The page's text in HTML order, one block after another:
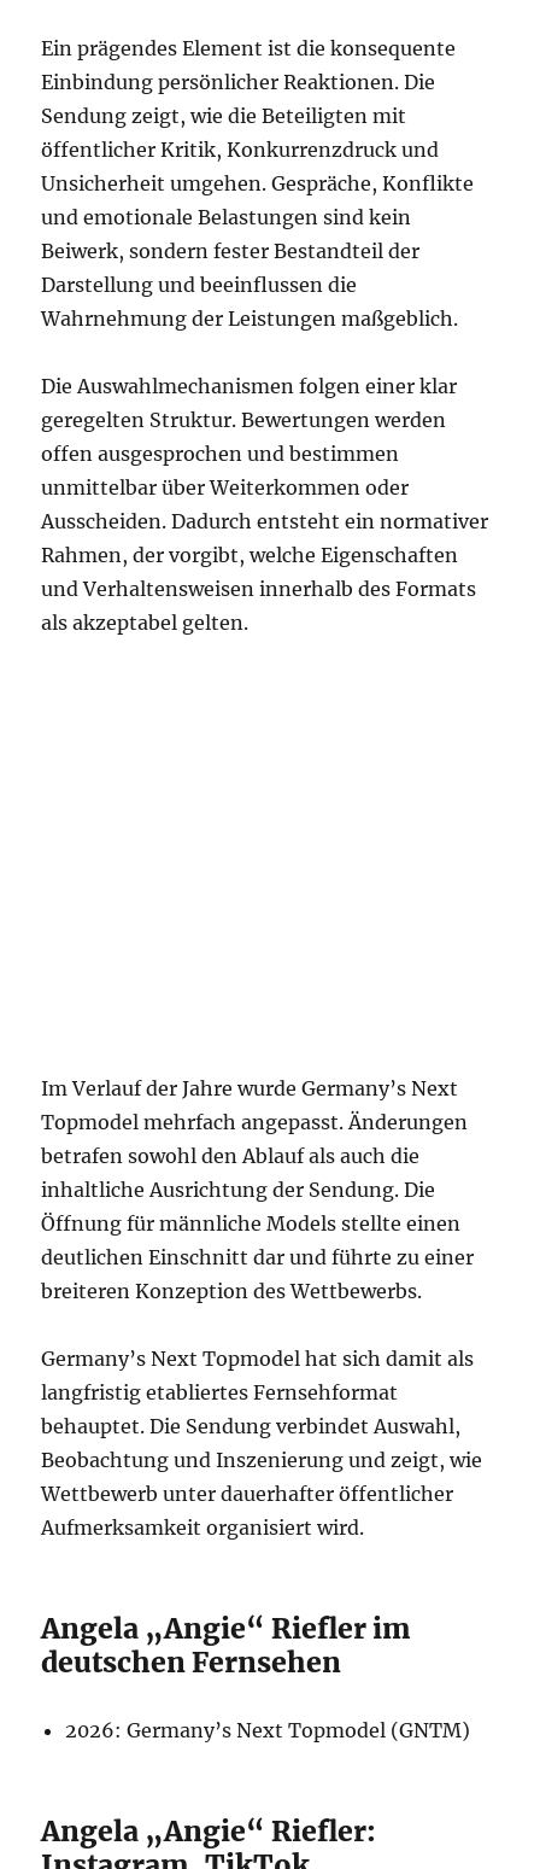
Ein prägendes Element ist die konsequente
Einbindung persönlicher Reaktionen. Die
Sendung zeigt, wie die Beteiligten mit
öffentlicher Kritik, Konkurrenzdruck und
Unsicherheit umgehen. Gespräche, Konflikte
und emotionale Belastungen sind kein
Beiwerk, sondern fester Bestandteil der
Darstellung und beeinflussen die
Wahrnehmung der Leistungen maßgeblich.
Die Auswahlmechanismen folgen einer klar
geregelten Struktur. Bewertungen werden
offen ausgesprochen und bestimmen
unmittelbar über Weiterkommen oder
Ausscheiden. Dadurch entsteht ein normativer
Rahmen, der vorgibt, welche Eigenschaften
und Verhaltensweisen innerhalb des Formats
als akzeptabel gelten.
Im Verlauf der Jahre wurde Germany’s Next
Topmodel mehrfach angepasst. Änderungen
betrafen sowohl den Ablauf als auch die
inhaltliche Ausrichtung der Sendung. Die
Öffnung für männliche Models stellte einen
deutlichen Einschnitt dar und führte zu einer
breiteren Konzeption des Wettbewerbs.
Germany’s Next Topmodel hat sich damit als
langfristig etabliertes Fernsehformat
behauptet. Die Sendung verbindet Auswahl,
Beobachtung und Inszenierung und zeigt, wie
Wettbewerb unter dauerhafter öffentlicher
Aufmerksamkeit organisiert wird.
Angela „Angie“ Riefler im
deutschen Fernsehen
2026: Germany’s Next Topmodel (GNTM)
Angela „Angie“ Riefler: